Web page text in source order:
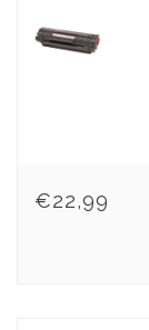
€22,99